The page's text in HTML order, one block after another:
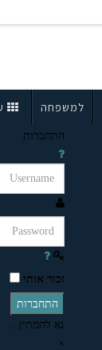
למשפחה
התחברות
זכור אותי
התחברות
נא להמתין...
×